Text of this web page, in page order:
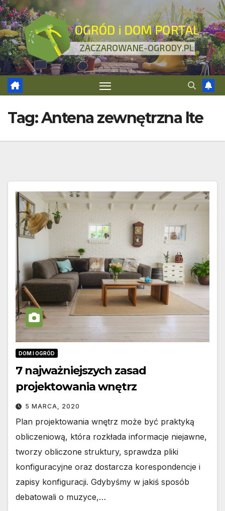
Skip
to
content
Tag:Antena zewnętrzna lte
DOM I OGRÓD
7 najważniejszych zasad
projektowania wnętrz
5 MARCA, 2020
Plan projektowania wnętrz może być praktyką
obliczeniową, która rozkłada informacje niejawne,
tworzy obliczone struktury, sprawdza pliki
konfiguracyjne oraz dostarcza korespondencje i
zapisy konfiguracji. Gdybyśmy w jakiś sposób
debatowali o muzyce,…